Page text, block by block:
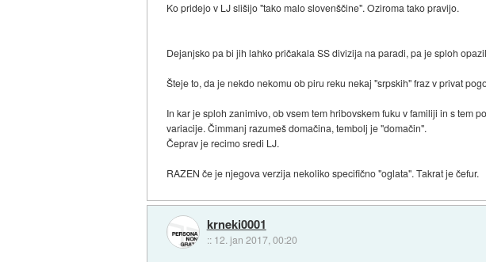
Ko pridejo v LJ slišijo "tako malo slovenščine". Oziroma tako pravijo.
Dejanjsko pa bi jih lahko pričakala SS divizija na paradi, pa je sploh
Šteje to, da je nekdo nekomu ob piru reku nekaj "srpskih" fraz v privat
In kar je sploh zanimivo, ob vsem tem hribovskem fuku v familiji in s tem
variacije. Čimmanj razumeš domačina, tembolj je "domačin".
Čeprav je recimo sredi LJ.
RAZEN če je njegova verzija nekoliko specifično "oglata". Takrat je čefur.
krneki0001
:: 12. jan 2017, 00:20